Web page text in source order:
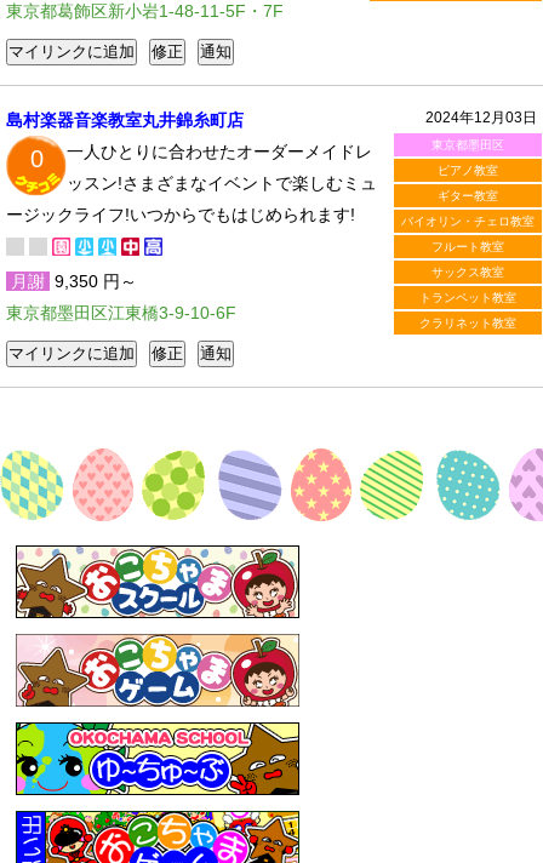
東京都葛飾区新小岩1-48-11-5F・7F
2024年12月03日
東京都墨田区
ピアノ教室
ギター教室
バイオリン・チェロ教室
フルート教室
サックス教室
トランペット教室
クラリネット教室
島村楽器音楽教室丸井錦糸町店
0
一人ひとりに合わせたオーダーメイドレ
ッスン!さまざまなイベントで楽しむミュ
ージックライフ!いつからでもはじめられます!
月謝 9,350 円～
東京都墨田区江東橋3-9-10-6F